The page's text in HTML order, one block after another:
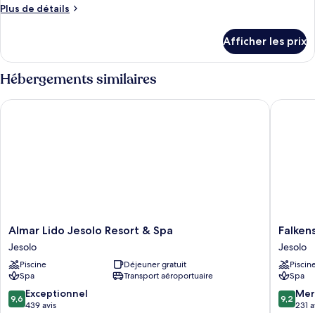
chambre :
Plus de détails
Plus
Chambre
triple
Afficher les prix
Hébergements similaires
Almar
Lido
Jesolo
Resort
&
Spa
Jesolo
Almar Lido Jesolo Resort & Spa
Jesolo
Piscine
Déjeuner gratuit
Spa
Transport aéroportuaire
9.6
sur
9,6 Exceptionnel
439 avis
Almar Lido Jesolo Resort & Spa
Hotel
&
Spa
Jesolo
Jesolo
Jesolo
Spa
9.2
sur
9,2
231